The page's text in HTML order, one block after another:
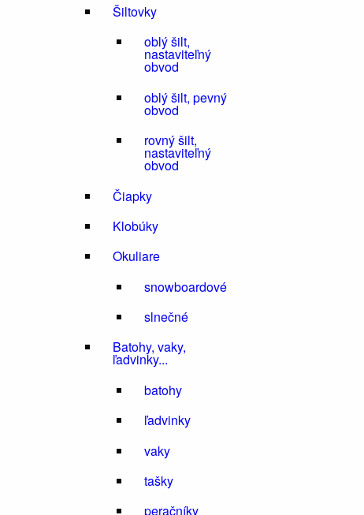
Šiltovky
oblý šilt,
nastaviteľný
obvod
oblý šilt, pevný
obvod
rovný šilt,
nastaviteľný
obvod
Čiapky
Klobúky
Okuliare
snowboardové
slnečné
Batohy, vaky,
ľadvinky...
batohy
ľadvinky
vaky
tašky
peračníky